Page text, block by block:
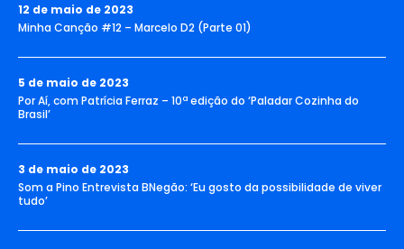
12 de maio de 2023
Minha Canção #12 – Marcelo D2 (Parte 01)
5 de maio de 2023
Por Aí, com Patrícia Ferraz – 10ª edição do ‘Paladar Cozinha do
Brasil’
3 de maio de 2023
Som a Pino Entrevista BNegão: ‘Eu gosto da possibilidade de viver
tudo’